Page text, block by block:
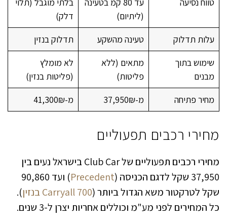
(ליתיום)
דלק)
עלות תדלוק
טעינה מהשקע
תדלוק בנזין
שימוש בתוך
מבנים
מתאים (ללא
פליטות)
לא מומלץ
(פליטות בנזין)
מחיר פתיחה
מ-37,950₪ מ-41,300₪
מחירי רכבים תפעוליים
מחירי רכבים תפעוליים של Club Car בישראל נעים בין
37,950 שקל לדגם הכניסה (
Precedent
) ועד 90,860
שקל לטרקטור משא הגדול ביותר (Carryall 700 בנזין
).
כל המחירים לפני מע"מ וכוללים אחריות יצרן ל-3 שנים.